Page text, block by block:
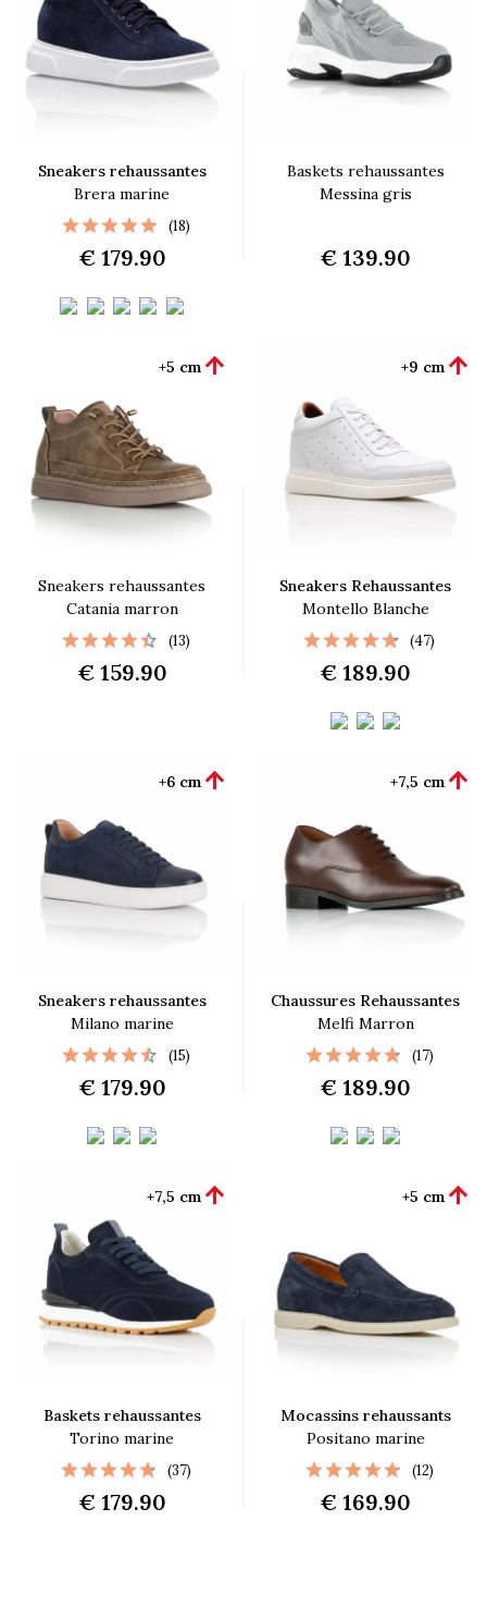
Sneakers rehaussantes
Brera marine
(18)
€ 179.90
Baskets rehaussantes
Messina gris
€ 139.90
Sneakers rehaussantes
Catania marron
+5 cm 
(13)
€ 159.90
Sneakers Rehaussantes
Montello Blanche
+9 cm 
(47)
€ 189.90
Sneakers rehaussantes
Milano marine
+6 cm 
(15)
€ 179.90
Chaussures Rehaussantes
Melfi Marron
+7,5 cm 
(17)
€ 189.90
Baskets rehaussantes
Torino marine
+7,5 cm 
(37)
€ 179.90
Mocassins rehaussants
Positano marine
+5 cm 
(12)
€ 169.90